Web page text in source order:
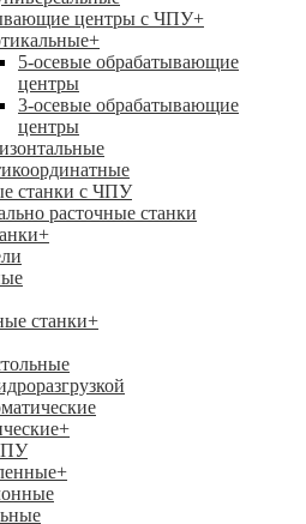
центры с ЧПУ+
+
5-осевые обрабатывающие
центры
3-осевые обрабатывающие
центры
станки с ЧПУ
расточные станки
+
станки+
+
+